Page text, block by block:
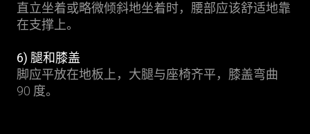
直立坐着或略微倾斜地坐着时，腰部应该舒适地靠
在支撑上。
6) 腿和膝盖
脚应平放在地板上，大腿与座椅齐平，膝盖弯曲
90 度。